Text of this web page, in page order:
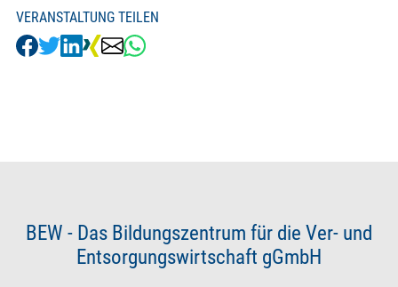
VERANSTALTUNG TEILEN
BEW - Das Bildungszentrum für die Ver- und
Entsorgungswirtschaft gGmbH